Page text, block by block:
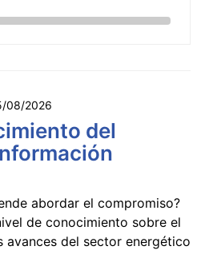
08/2026
del
abordar el compromiso?
de conocimiento sobre el
avances del sector energético